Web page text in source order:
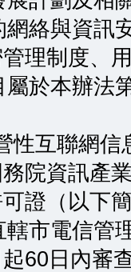
絡與資訊
理制度、
於本辦法
互聯網信
院資訊產
證（以下
市電信管
60日內審